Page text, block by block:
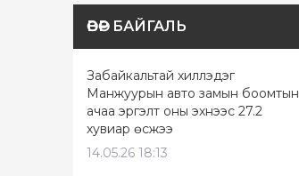
ӨВӨР БАЙГАЛЬ
Забайкальтай хиллэдэг
Манжуурын авто замын боомтын
ачаа эргэлт оны эхнээс 27.2
хувиар өсжээ
14.05.26 18:13